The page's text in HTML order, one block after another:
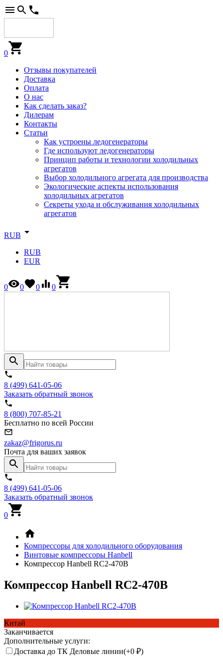
0
Отзывы покупателей
Доставка
Оплата
О нас
Как сделать заказ?
Дилерам
Контакты
Статьи
Как устроены ледогенераторы
Где используют ледогенераторы
Принцип работы и технологии холодильных
агрегатов
Выбор холодильного агрегата для производства
Экологические аспекты использования
холодильных агрегатов
Секреты ухода и обслуживания холодильных
агрегатов
RUB
RUB
EUR
0 0 0 0
8 (499) 641-05-06
Заказать обратный звонок
8 (800) 707-85-21
Бесплатно по всей России
zakaz@frigorus.ru
Почта для ваших заявок
8 (499) 641-05-06
Заказать обратный звонок
0
Компрессоры для холодильного оборудования
Винтовые компрессоры Hanbell
Компрессор Hanbell RC2-470B
Компрессор Hanbell RC2-470B
Китай
Заканчивается
Дополнительные услуги:
Доставка до ТК Деловые линии(+0 ₽)